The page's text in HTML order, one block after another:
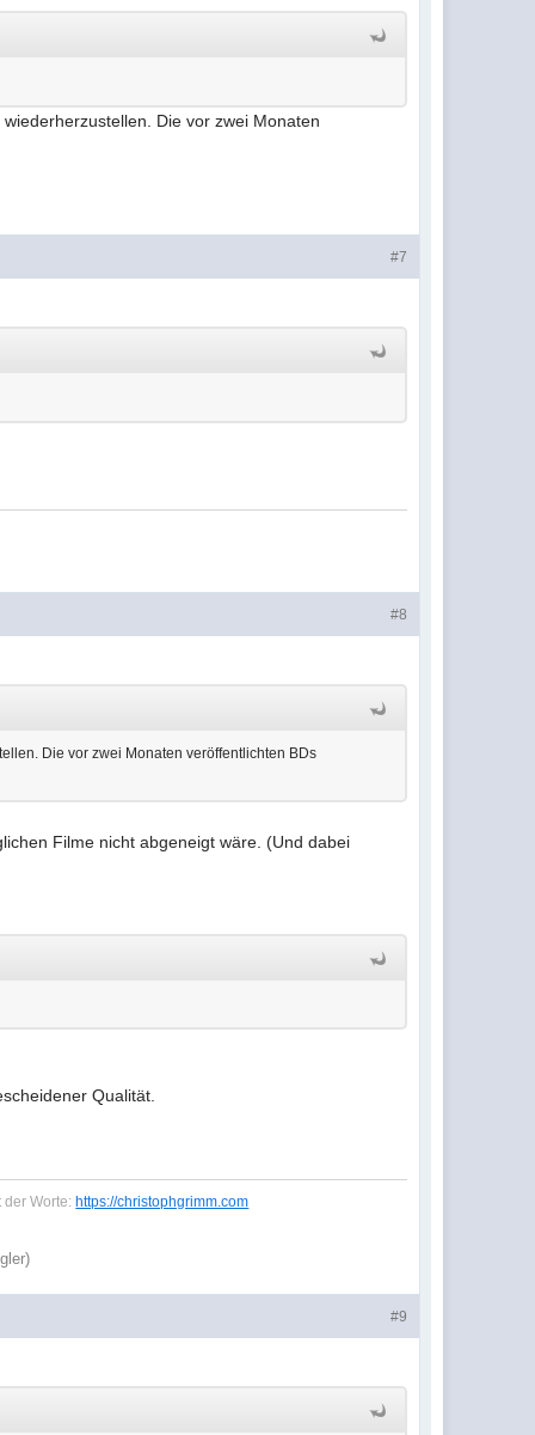
Die vor zwei Monaten
#7
#8
Die vor zwei Monaten veröffentlichten BDs
Filme nicht abgeneigt wäre. (Und dabei
Qualität.
der Worte: https://christophgrimm.com
#9